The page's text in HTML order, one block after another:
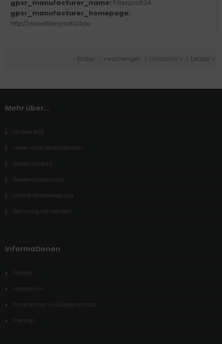
gpsr_manufacturer_name: Filterprofi24
gpsr_manufacturer_homepage:
http://www.filterprofi24.de
« Erster « vorheriger nächster » Letzter »
Mehr über...
Unsere AGB
Liefer- und Versandkosten
Widerrufsrecht
Wiederrufsformular
Online-Streitbeilegung
Nennung von Marken
Informationen
Kontakt
Impressum
Privatsphäre und Datenschutz
Sitemap